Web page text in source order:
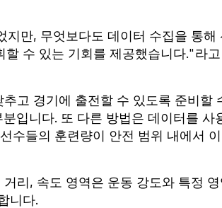
만, 무엇보다도 데이터 수집을 통해
수 있는 기회를 제공했습니다."라
고 경기에 출전할 수 있도록 준비할
입니다. 또 다른 방법은 데이터를 사
수들의 훈련량이 안전 범위 내에서
리, 속도 영역은 운동 강도와 특정
니다.